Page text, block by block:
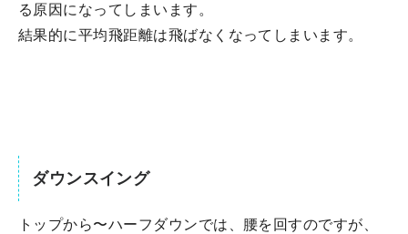
る原因になってしまいます。
結果的に平均飛距離は飛ばなくなってしまいます。
ダウンスイング
トップから〜ハーフダウンでは、腰を回すのですが、